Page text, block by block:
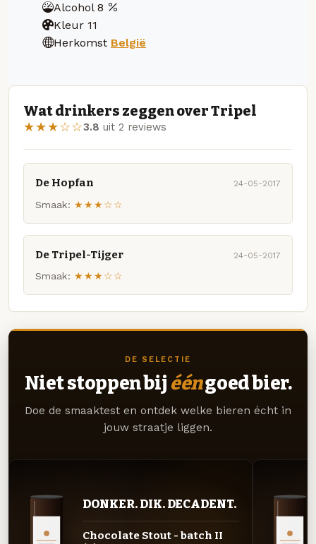
Alcohol 8
Kleur 11
Herkomst België
Wat drinkers zeggen over Tripel
★★★☆☆3.8 uit 2 reviews
De Hopfan 24-05-2017
Smaak: ★★★☆☆
De Tripel-Tijger 24-05-2017
Smaak: ★★★☆☆
DE SELECTIE
Niet stoppen bij ééngoed bier.
Doe de smaaktest en ontdek welke bieren écht in
jouw straatje liggen.
DONKER. DIK. DECADENT.
Chocolate Stout - batch II